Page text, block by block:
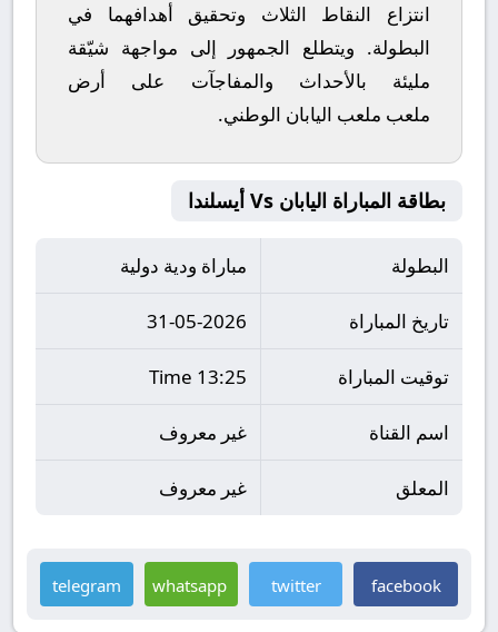
انتزاع النقاط الثلاث وتحقيق أهدافهما في
البطولة. ويتطلع الجمهور إلى مواجهة شيّقة
مليئة بالأحداث والمفاجآت على أرض
ملعب ملعب اليابان الوطني.
بطاقة المباراة اليابان Vs أيسلندا
البطولة مباراة ودية دولية
تاريخ المباراة 31-05-2026
توقيت المباراة 13:25 Time
اسم القناة غير معروف
المعلق غير معروف
facebook
twitter
whatsapp
telegram